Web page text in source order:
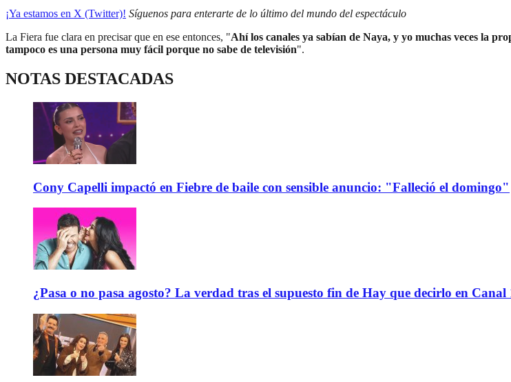
¡Ya estamos en X (Twitter)! Síguenos para enterarte de lo último del mundo del espectáculo
La Fiera fue clara en precisar que en ese entonces, "Ahí los canales ya sabían de Naya, y yo muchas veces la
tampoco es una persona muy fácil porque no sabe de televisión".
NOTAS DESTACADAS
Cony Capelli impactó en Fiebre de baile con sensible anuncio: "Falleció el domingo"
¿Pasa o no pasa agosto? La verdad tras el supuesto fin de Hay que decirlo en Canal